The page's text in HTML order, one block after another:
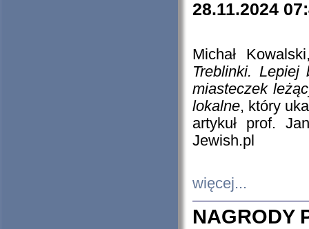
28.11.2024
Michał
Treblinki. Lepiej
miasteczek
lokalne, który
artykuł prof.
Jewish.pl
więcej...
NAGRODY